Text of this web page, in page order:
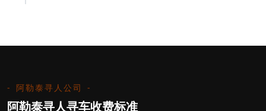
阿勒泰寻人公司
阿勒泰寻人寻车收费标准